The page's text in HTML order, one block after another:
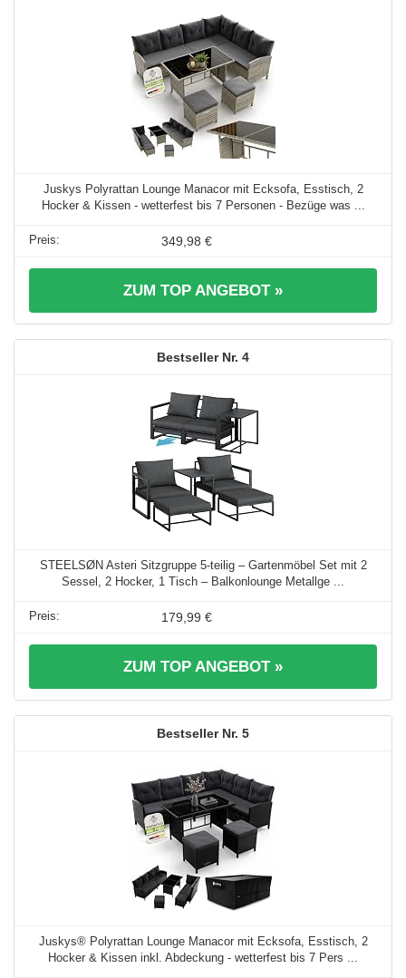
Juskys Polyrattan Lounge Manacor mit Ecksofa, Esstisch, 2
Hocker & Kissen - wetterfest bis 7 Personen - Bezüge was ...
349,98 €
ZUM TOP ANGEBOT »
4
STEELSØN Asteri Sitzgruppe 5-teilig – Gartenmöbel Set mit 2
Sessel, 2 Hocker, 1 Tisch – Balkonlounge Metallge ...
179,99 €
ZUM TOP ANGEBOT »
5
Juskys® Polyrattan Lounge Manacor mit Ecksofa, Esstisch, 2
Hocker & Kissen inkl. Abdeckung - wetterfest bis 7 Pers ...